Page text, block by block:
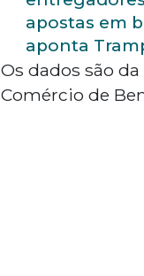
apostas em
aponta
Os dados são
Comércio de